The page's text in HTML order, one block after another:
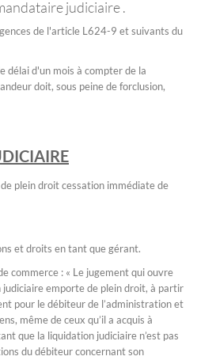
judiciaire .
de l'article L624-9 et suivants du
délai d'un mois à compter de la
doit, sous peine de forclusion,
plein droit cessation immédiate de
et droits en tant que gérant.
commerce : « Le jugement qui ouvre
judiciaire emporte de plein droit, à partir
pour le débiteur de l’administration et
même de ceux qu’il a acquis à
que la liquidation judiciaire n’est pas
du débiteur concernant son